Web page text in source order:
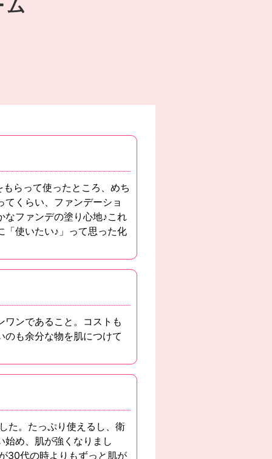
らって使ったところ、めち
くらい、ファンデーショ
なファンデの塗り心地♪これ
「使いたい♪」って思った化
ンであること。コストも
も余分な物を肌につけて
た。たっぷり使えるし、衛
始め、肌が強くなりまし
30代の時よりもずっと肌が